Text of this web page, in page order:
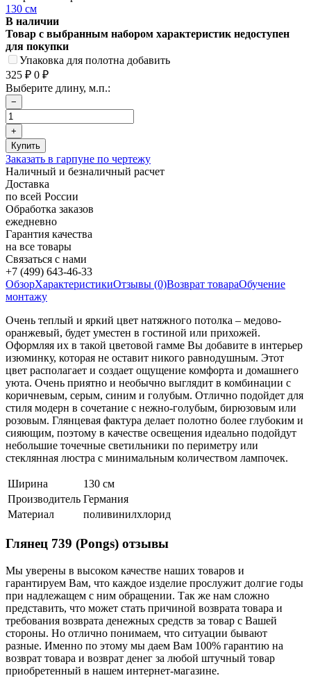
130 см
В наличии
Товар с выбранным набором характеристик недоступен
для покупки
Упаковка для полотна добавить
325 ₽ 0 ₽
Выберите длину, м.п.:
Заказать в гарпуне по чертежу
Наличный и безналичный расчет
Доставка
по всей России
Обработка заказов
ежедневно
Гарантия качества
на все товары
Связаться с нами
+7 (499) 643-46-33
ОбзорХарактеристикиОтзывы (0)Возврат товараОбучение
монтажу
Очень теплый и яркий цвет натяжного потолка – медово-
оранжевый, будет уместен в гостиной или прихожей.
Оформляя их в такой цветовой гамме Вы добавите в интерьер
изюминку, которая не оставит никого равнодушным. Этот
цвет располагает и создает ощущение комфорта и домашнего
уюта. Очень приятно и необычно выглядит в комбинации с
коричневым, серым, синим и голубым. Отлично подойдет для
стиля модерн в сочетание с нежно-голубым, бирюзовым или
розовым. Глянцевая фактура делает полотно более глубоким и
сияющим, поэтому в качестве освещения идеально подойдут
небольшие точечные светильники по периметру или
стеклянная люстра с минимальным количеством лампочек.
Ширина
130 см
Производитель Германия
Материал
поливинилхлорид
Глянец 739 (Pongs) отзывы
Мы уверены в высоком качестве наших товаров и
гарантируем Вам, что каждое изделие прослужит долгие годы
при надлежащем с ним обращении. Так же нам сложно
представить, что может стать причиной возврата товара и
требования возврата денежных средств за товар с Вашей
стороны. Но отлично понимаем, что ситуации бывают
разные. Именно по этому мы даем Вам 100% гарантию на
возврат товара и возврат денег за любой штучный товар
приобретенный в нашем интернет-магазине.